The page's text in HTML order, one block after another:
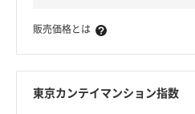
販売価格とは
東京カンテイマンション指数